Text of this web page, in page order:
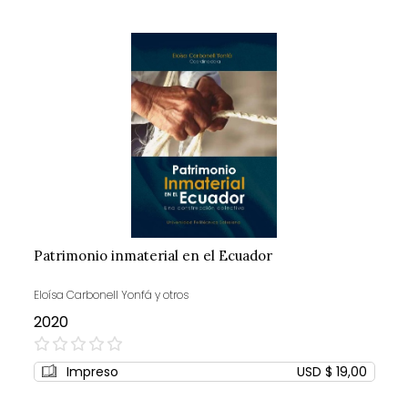
Patrimonio inmaterial en el Ecuador
Eloísa Carbonell Yonfá y otros
2020
0%
Impreso USD $ 19,00